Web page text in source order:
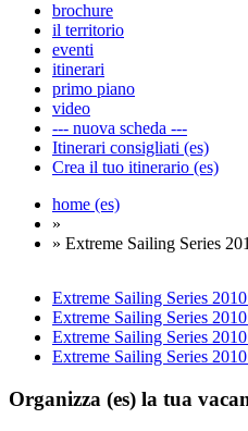
brochure
il territorio
eventi
itinerari
primo piano
video
--- nuova scheda ---
Itinerari consigliati (es)
Crea il tuo itinerario (es)
home (es)
»
» Extreme Sailing Series
Extreme Sailing Series
Extreme Sailing Series
Extreme Sailing Series
Extreme Sailing Series
Organizza (es) la tua